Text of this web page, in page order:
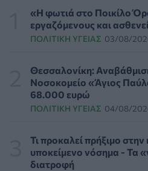
Γιατί ξαναπαίρνουμε το
βιολογικού
ΔΙΑΤΡΟΦΉ 06/08/2026 - 13:00
ΠΙΣ: Η διορισμένη από το
Επιτροπή δεσμεύεται για
ΠΟΛΙΤΙΚΉ ΥΓΕΊΑΣ 06/08/2026 -
ενέσιμων φαρμάκων της για
PHARMA POLICY 06/08/2026 -
«Η φωτιά στο Ποικίλο
εργαζόμενους και
ΠΟΛΙΤΙΚΉ ΥΓΕΊΑΣ 03/08/
Θεσσαλονίκη:
Νοσοκομείο «Άγιος
68.000 ευρώ
ΠΟΛΙΤΙΚΉ ΥΓΕΊΑΣ 04/08/
Τι προκαλεί πρήξιμο στην
υποκείμενο νόσημα - Τα
διατροφή